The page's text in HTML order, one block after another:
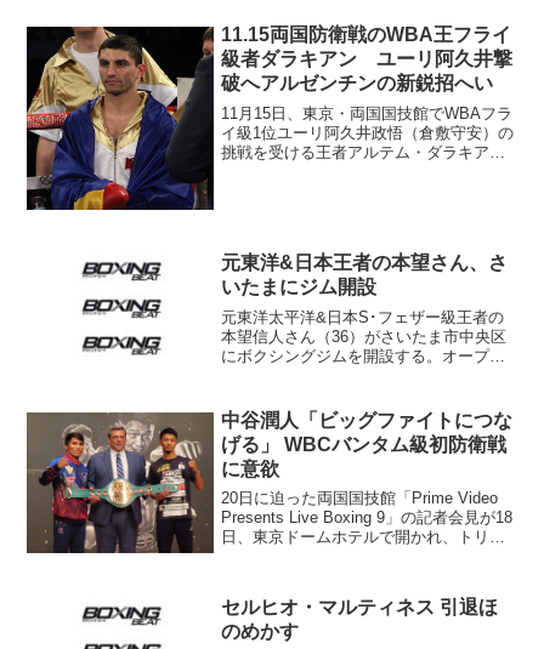
ーイ・プロモーションズ（GBP）のオス
カー・デラホーヤ氏...
11.15両国防衛戦のWBA王フライ
級者ダラキアン ユーリ阿久井撃
破へアルゼンチンの新鋭招へい
11月15日、東京・両国国技館でWBAフラ
イ級1位ユーリ阿久井政悟（倉敷守安）の
挑戦を受ける王者アルテム・ダラキアン
元東洋&日本王者の本望さん、さ
いたまにジム開設
元東洋太平洋&日本S･フェザー級王者の
本望信人さん（36）がさいたま市中央区
にボクシングジムを開設する。オープン
た本望さんは02年に日本タイトルを獲
得。玄人好みの...
中谷潤人「ビッグファイトにつな
げる」 WBCバンタム級初防衛戦
に意欲
20日に迫った両国国技館「Prime Video
Presents Live Boxing 9」の記者会見が18
日、東京ドームホテルで開かれ、トリプ
セルヒオ・マルティネス 引退ほ
のめかす